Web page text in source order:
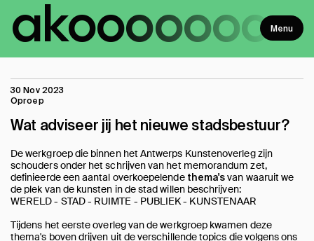
ako Menu
30 Nov 2023
Oproep
Wat adviseer jij het nieuwe stadsbestuur?
De werkgroep die binnen het Antwerps Kunstenoverleg zijn
schouders onder het schrijven van het memorandum zet,
definieerde een aantal overkoepelende thema'svan waaruit we
de plek van de kunsten in de stad willen beschrijven:
WERELD - STAD - RUIMTE - PUBLIEK - KUNSTENAAR
Tijdens het eerste overleg van de werkgroep kwamen deze
thema's boven drijven uit de verschillende topics die volgens ons